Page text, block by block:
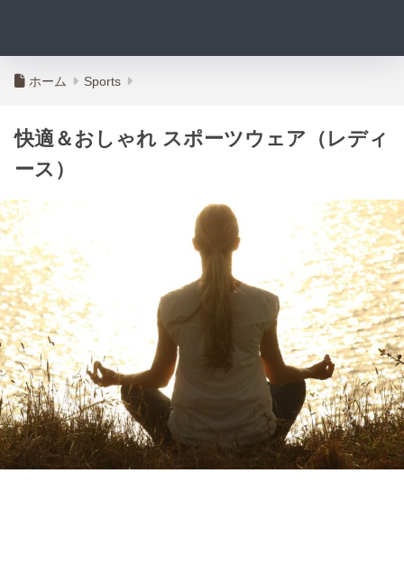
ホーム Sports
快適＆おしゃれ スポーツウェア（レディ
ース）